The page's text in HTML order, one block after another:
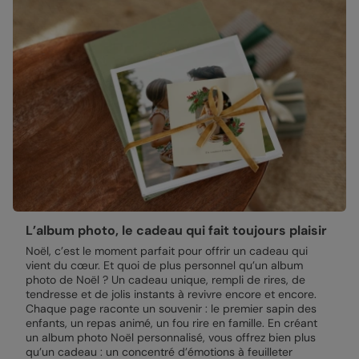
L’album photo, le cadeau qui fait toujours plaisir
Noël, c’est le moment parfait pour offrir un cadeau qui
vient du cœur. Et quoi de plus personnel qu’un album
photo de Noël ? Un cadeau unique, rempli de rires, de
tendresse et de jolis instants à revivre encore et encore.
Chaque page raconte un souvenir : le premier sapin des
enfants, un repas animé, un fou rire en famille. En créant
un album photo Noël personnalisé, vous offrez bien plus
qu’un cadeau : un concentré d’émotions à feuilleter